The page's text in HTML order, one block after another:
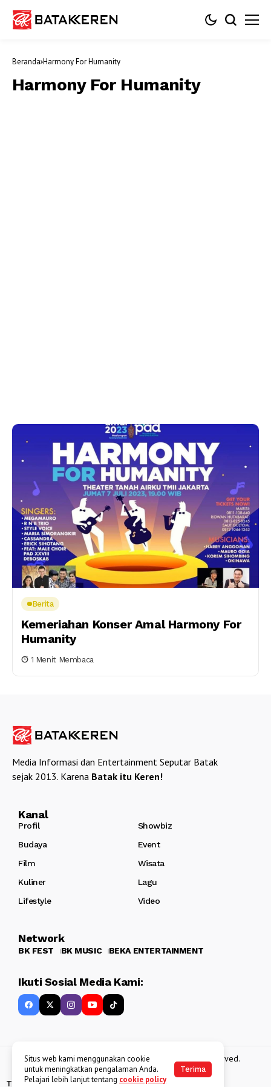
Beranda Harmony For Humanity
Harmony For Humanity
Berita
Kemeriahan Konser Amal Harmony For
Humanity
1 Menit Membaca
Media Informasi dan Entertainment Seputar Batak
sejak 2013. Karena Batak itu Keren!
Kanal
Profil
Showbiz
Budaya
Event
Film
Wisata
Kuliner
Lagu
Lifestyle
Video
Network
BK FEST BK MUSIC BEKA ENTERTAINMENT
Ikuti Sosial Media Kami:
Copyright 2013 - 2025BATAKKEREN . All rights reserved.
Tentang Kami Kebijakan Data Pribadi Disclaimer
Situs web kami menggunakan cookie
untuk meningkatkan pengalaman Anda.
Pelajari lebih lanjut tentang cookie policy
Terima